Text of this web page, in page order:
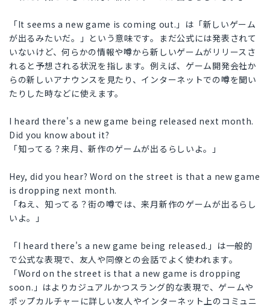
「It seems a new game is coming out.」は「新しいゲーム
が出るみたいだ。」という意味です。まだ公式には発表されて
いないけど、何らかの情報や噂から新しいゲームがリリースさ
れると予想される状況を指します。例えば、ゲーム開発会社か
らの新しいアナウンスを見たり、インターネットでの噂を聞い
たりした時などに使えます。
I heard there's a new game being released next month.
Did you know about it?
「知ってる？来月、新作のゲームが出るらしいよ。」
Hey, did you hear? Word on the street is that a new game
is dropping next month.
「ねえ、知ってる？街の噂では、来月新作のゲームが出るらし
いよ。」
「I heard there's a new game being released.」は一般的
で公式な表現で、友人や同僚との会話でよく使われます。
「Word on the street is that a new game is dropping
soon.」はよりカジュアルかつスラング的な表現で、ゲームや
ポップカルチャーに詳しい友人やインターネット上のコミュニ